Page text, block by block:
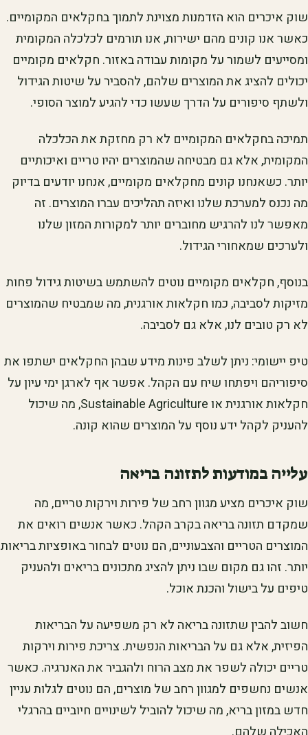
שוק איכרים הוא הזדמנות מצוינת לתמוך בחקלאים המקומיים.
כאשר אנו קונים מהם ישירות, אנו תורמים לכלכלה המקומית
ומסייעים לשמור על מקומות עבודה באזור. חקלאים מקומיים
יכולים להציג את המוצרים שלהם, להסביר על שיטות הגידול
ולשתף סיפורים על הדרך שעשו כדי להגיע למוצר הסופי.
תמיכה בחקלאים המקומיים לא רק מחזקת את הכלכלה
המקומית, אלא גם מבטיחה שהמוצרים יהיו טריים ואיכותיים
יותר. כשאנחנו קונים מחקלאים מקומיים, אנחנו יודעים בדיוק
מה נכנס למערכת שלנו ואיזה תהליכים עברו המוצרים. זה
מאפשר לנו להרגיש מחוברים יותר למקורות המזון שלנו
ולערכים שמאחורי הגידול.
בנוסף, חקלאים מקומיים נוטים להשתמש בשיטות גידול פחות
מזיקות לסביבה, כמו חקלאות אורגנית, מה שמבטיח שהמוצרים
לא רק טובים לנו, אלא גם לסביבה.
טיפ יישומי: ניתן לשלב פינות מידע שבהן החקלאים ישתפו את
סיפוריהם ויפתחו שיח עם הקהל. אפשר אף לארגן ימי עיון על
חקלאות אורגנית או Sustainable Agriculture, מה שיכול
להעניק לקהל ידע נוסף על המוצרים שהוא קונה.
עלייה במודעות לתזונה בריאה
שוק איכרים מציע מגוון רחב של פירות וירקות טריים, מה
שמקדם תזונה בריאה בקרב הקהל. כאשר אנשים רואים את
המוצרים הטריים והצבעוניים, הם נוטים לבחור באופציות בריאות
יותר. זהו גם מקום שבו ניתן להציג מתכונים בריאים ולהעניק
טיפים על בישול והכנת אוכל.
חשוב להבין שתזונה בריאה לא רק משפיעה על הבריאות
הפיזית, אלא גם על הבריאות הנפשית. צריכת פירות וירקות
טריים יכולה לשפר את מצב הרוח ולהגביר את האנרגיה. כאשר
אנשים נחשפים למגוון רחב של מוצרים, הם נוטים לגלות עניין
חדש במזון בריא, מה שיכול להוביל לשינויים חיוביים בהרגלי